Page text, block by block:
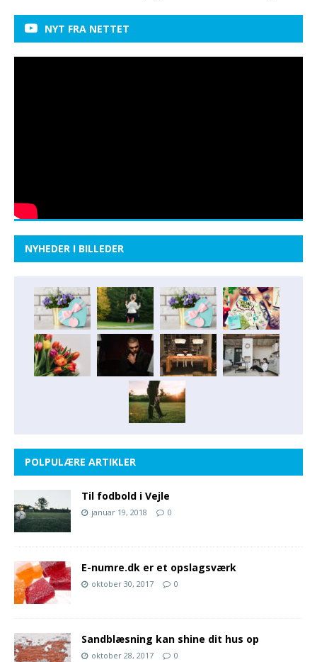
NYT FRA NETTET
NYHEDER I BILLEDER
POLPULÆRE ARTIKLER
Til fodbold i Vejle
januar 19, 2018 0
E-numre.dk er et opslagsværk
oktober 30, 2017 0
Sandblæsning kan shine dit hus op
oktober 28, 2017 0